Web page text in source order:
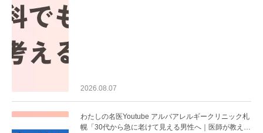
2026.08.07
わたしの名医Youtube アルバアレルギークリニック札
幌「30代から急に老けて見える男性へ｜医師が教える